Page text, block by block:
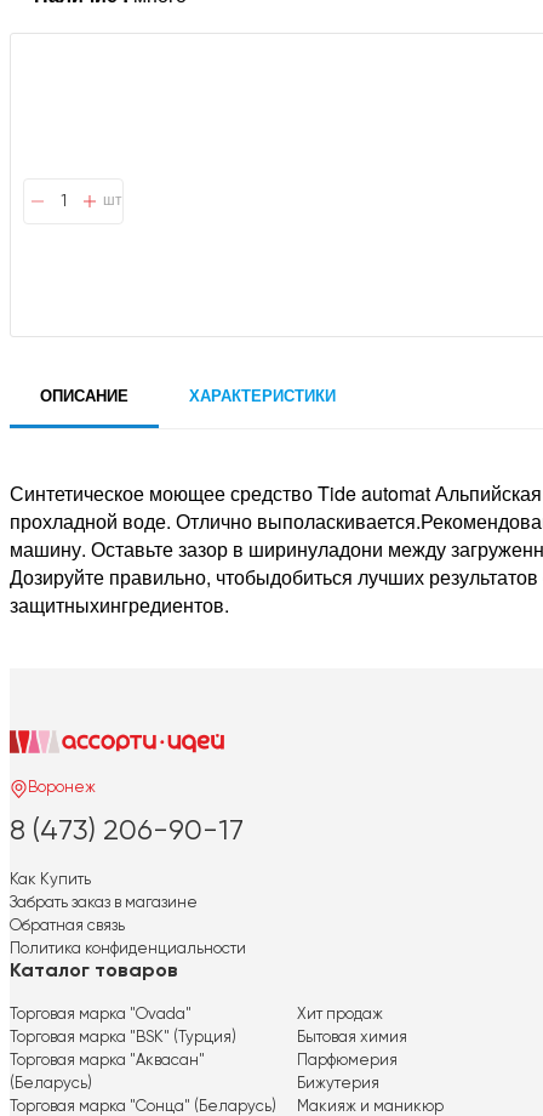
шт
ОПИСАНИЕ ХАРАКТЕРИСТИКИ
Синтетическое моющее средство Tide automat
прохладной воде. Отлично
машину. Оставьте зазор в ширинуладони между
Дозируйте правильно, чтобыдобиться лучших
защитныхингредиентов.
Воронеж
8 (473) 206-90-17
Как Купить
Забрать заказ в магазине
Обратная связь
Политика конфиденциальности
Каталог товаров
Торговая марка "Ovada"
Торговая марка "BSK" (Турция)
Торговая марка "Аквасан"
(Беларусь)
Торговая марка "Сонца" (Беларусь)
Хит продаж
Бытовая химия
Парфюмерия
Бижутерия
Макияж и маникюр